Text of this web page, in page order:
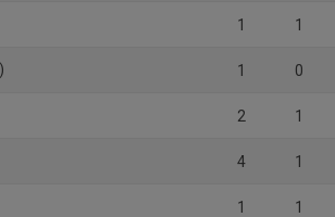
1 1
1 0
2 1
4 1
1 1